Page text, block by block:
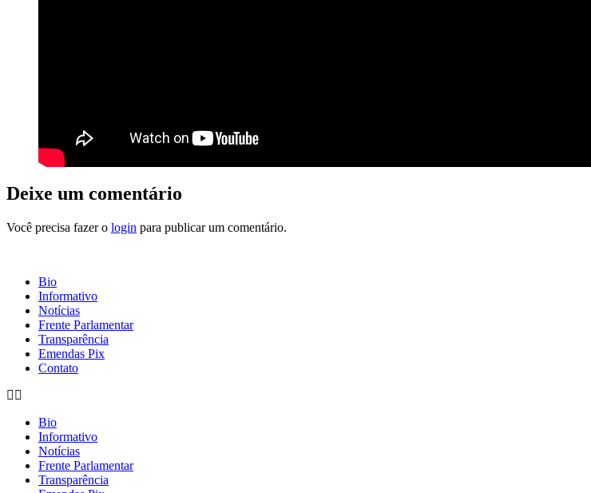
Deixe um comentário
Você precisa fazer o login para publicar um comentário.
Bio
Informativo
Notícias
Frente Parlamentar
Transparência
Emendas Pix
Contato
Bio
Informativo
Notícias
Frente Parlamentar
Transparência